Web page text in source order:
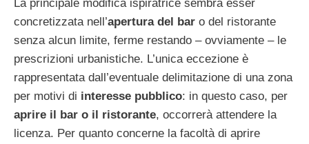
La principale modifica ispiratrice sembra esser
concretizzata nell’apertura del bar o del ristorante
senza alcun limite, ferme restando – ovviamente – le
prescrizioni urbanistiche. L’unica eccezione è
rappresentata dall’eventuale delimitazione di una zona
per motivi di interesse pubblico: in questo caso, per
aprire il bar o il ristorante, occorrerà attendere la
licenza. Per quanto concerne la facoltà di aprire